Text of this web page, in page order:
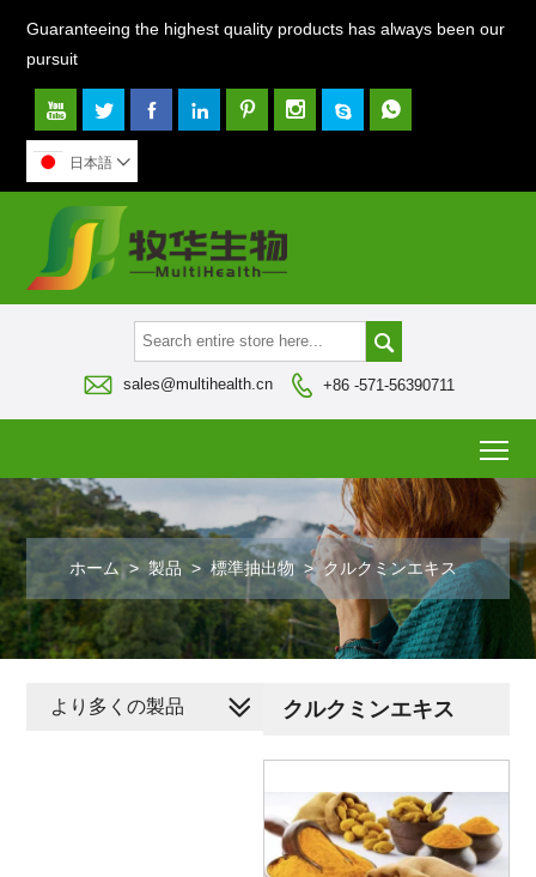
Guaranteeing the highest quality products has always been our
pursuit
       
日本語 

 sales@multihealth.cn  +86 -571-56390711
ホーム > 製品 > 標準抽出物 > クルクミンエキス
クルクミンエキス
より多くの製品